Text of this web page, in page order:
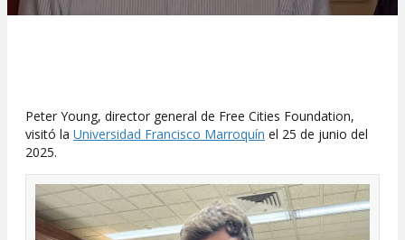
Peter Young, director general de Free Cities Foundation,
visitó la Universidad Francisco Marroquín el 25 de junio del
2025.